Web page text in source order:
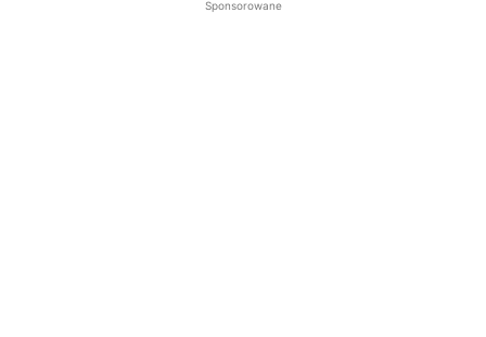
Sponsorowane